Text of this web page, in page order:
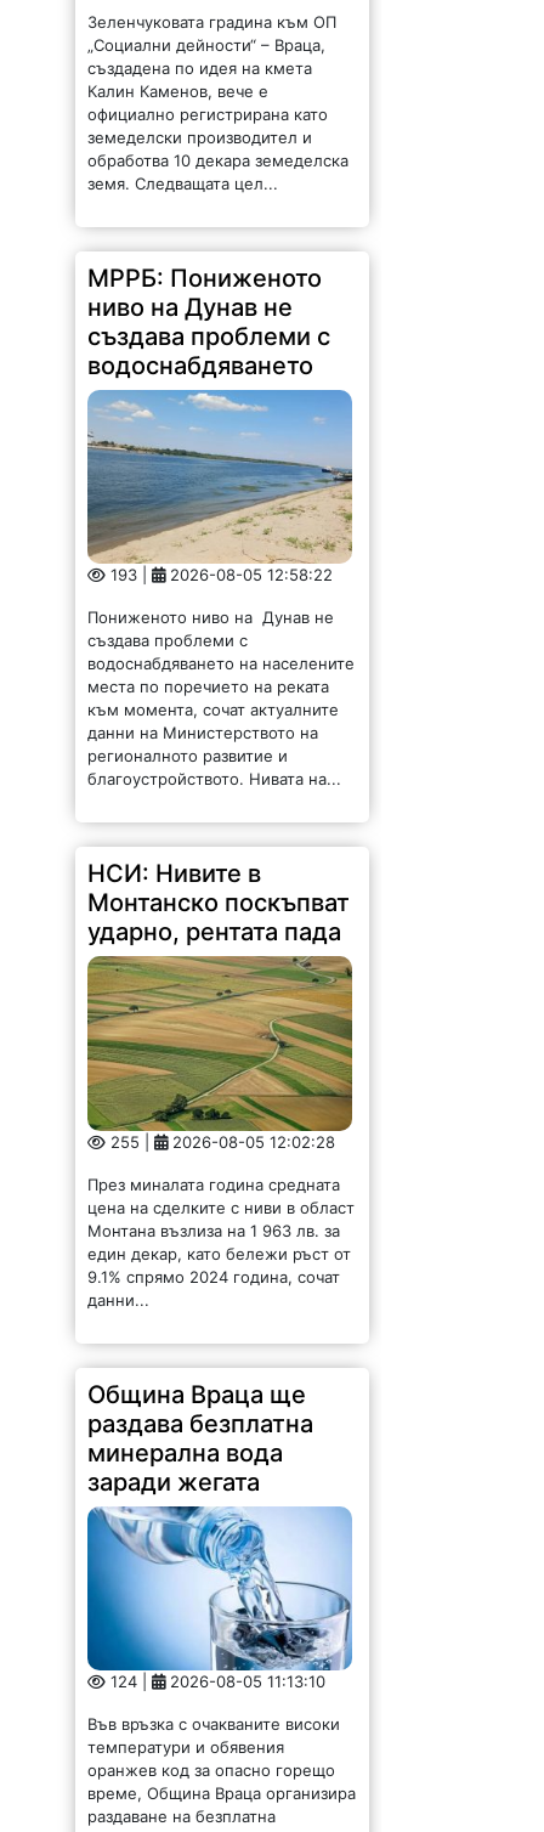
Зеленчуковата градина към ОП
„Социални дейности“ – Враца,
създадена по идея на кмета
Калин Каменов, вече е
официално регистрирана като
земеделски производител и
обработва 10 декара земеделска
земя. Следващата цел...
МРРБ: Пониженото
ниво на Дунав не
създава проблеми с
водоснабдяването
193 | 2026-08-05 12:58:22
Пониженото ниво на Дунав не
създава проблеми с
водоснабдяването на населените
места по поречието на реката
към момента, сочат актуалните
данни на Министерството на
регионалното развитие и
благоустройството. Нивата на...
НСИ: Нивите в
Монтанско поскъпват
ударно, рентата пада
255 | 2026-08-05 12:02:28
През миналата година средната
цена на сделките с ниви в област
Монтана възлиза на 1 963 лв. за
един декар, като бележи ръст от
9.1% спрямо 2024 година, сочат
данни...
Община Враца ще
раздава безплатна
минерална вода
заради жегата
124 | 2026-08-05 11:13:10
Във връзка с очакваните високи
температури и обявения
оранжев код за опасно горещо
време, Община Враца организира
раздаване на безплатна